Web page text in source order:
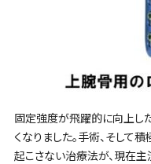
固定強度が飛躍的に向上し
くなりました。手術、そして
起こさない治療法が、現在主